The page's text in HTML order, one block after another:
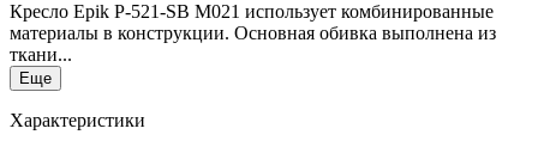
Кресло Epik P-521-SB M021 использует комбинированные
материалы в конструкции. Основная обивка выполнена из
ткани...
Еще
Характеристики